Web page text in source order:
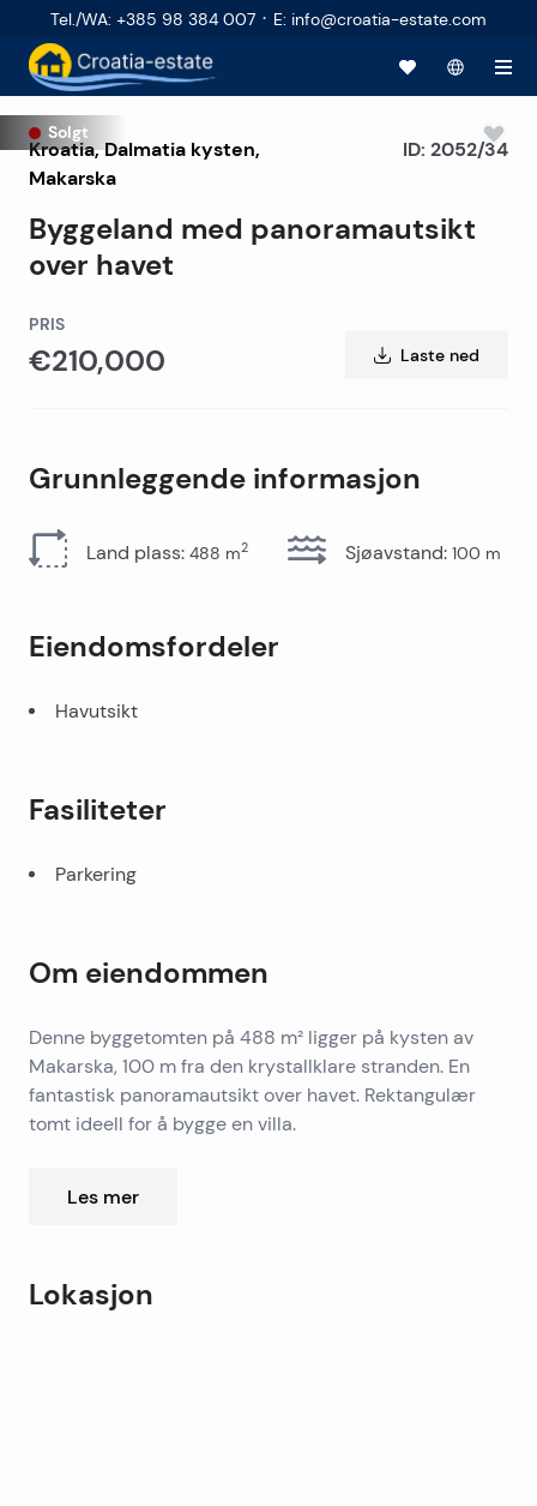
Tel./WA: +385 98 384 007 · E: info@croatia-estate.com
Solgt
Kroatia,Dalmatia kysten,
Makarska
Byggeland med panoramautsikt
over havet
ID: 2052/34
PRIS
€210,000 Laste ned
Grunnleggende informasjon
Land plass: 488 m2 Sjøavstand: 100 m
Eiendomsfordeler
Havutsikt
Fasiliteter
Parkering
Om eiendommen
Denne byggetomten på 488 m² ligger på kysten av
Makarska, 100 m fra den krystallklare stranden. En
fantastisk panoramautsikt over havet. Rektangulær
tomt ideell for å bygge en villa.
På grunn av sin utmerkede beliggenhet og nærhet til
Les mer
Lokasjon